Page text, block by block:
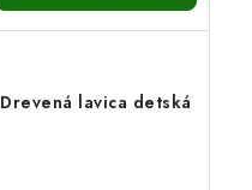
Drevená lavica detská